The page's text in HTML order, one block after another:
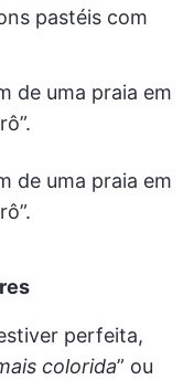
pastéis com
de uma praia em
de uma praia em
perfeita,
colorida” ou